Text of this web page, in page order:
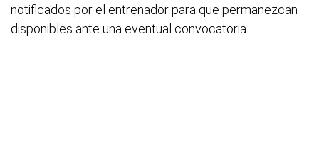
notificados por el entrenador para que permanezcan
disponibles ante una eventual convocatoria.